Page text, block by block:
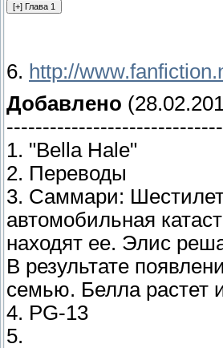
6. http://
Добавлено
1. "Bella Hale"
2. Переводы
3. Саммари:
автомобильная
находят ее. Элис
В результате
семью. Белла растет
4. PG-13
5.